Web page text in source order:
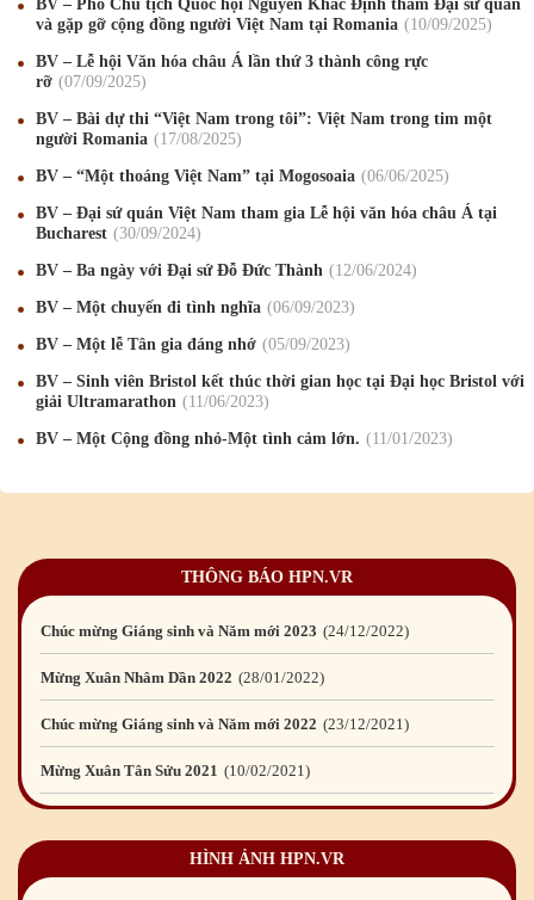
BV – Phó Chủ tịch Quốc hội Nguyễn Khắc Định thăm Đại sứ quán
và gặp gỡ cộng đồng người Việt Nam tại Romania
10/09/2025
BV – Lễ hội Văn hóa châu Á lần thứ 3 thành công rực
rỡ
07/09/2025
BV – Bài dự thi “Việt Nam trong tôi”: Việt Nam trong tim một
người Romania
17/08/2025
BV – “Một thoáng Việt Nam” tại Mogosoaia 06/06/2025
BV – Đại sứ quán Việt Nam tham gia Lễ hội văn hóa châu Á tại
Bucharest
30/09/2024
BV – Ba ngày với Đại sứ Đỗ Đức Thành 12/06/2024
BV – Một chuyến đi tình nghĩa 06/09/2023
BV – Một lễ Tân gia đáng nhớ 05/09/2023
BV – Sinh viên Bristol kết thúc thời gian học tại Đại học Bristol với
giải Ultramarathon
11/06/2023
BV – Một Cộng đồng nhỏ-Một tình cảm lớn. 11/01/2023
THÔNG BÁO HPN.VR
Mừng Xuân Canh Tý 2020 22/01 /2020
Chúc mừng Giáng sinh và Năm mới 2020 24/12/2019
03
Chúc mừng Giáng sinh và Năm mới 2019 22/12
Mừng Xuân Bính Ngọ 2026 15/02/2026
Chúc mừng Giáng sinh và Năm mới 2026
Chúc mừng Giáng sinh và Năm mới 2025 24/12 /2024
Mừng Xuân Giáp Thìn 2024 09/02/2024
Mừng Xuân Quý Mão 2023 14/01/2023
Chúc mừng Giáng sinh và Năm mới 2023 24/12/2022
Mừng Xuân Nhâm Dần 2022 28/01/2022
Chúc mừng Giáng sinh và Năm mới 2022 23/12/2021
Mừng Xuân Tân Sửu 2021 10/02/2021
Mừng Xuân Canh Tý 2020 22/01/2020
HÌNH ẢNH HPN.VR